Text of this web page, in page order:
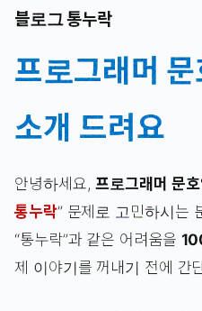
블로그 통누락
프로그래머
소개 드려요
안녕하세요,프로그래머 문
통누락” 문제로 고민하시는
“통누락”과 같은 어려움을
제 이야기를 꺼내기 전에 간